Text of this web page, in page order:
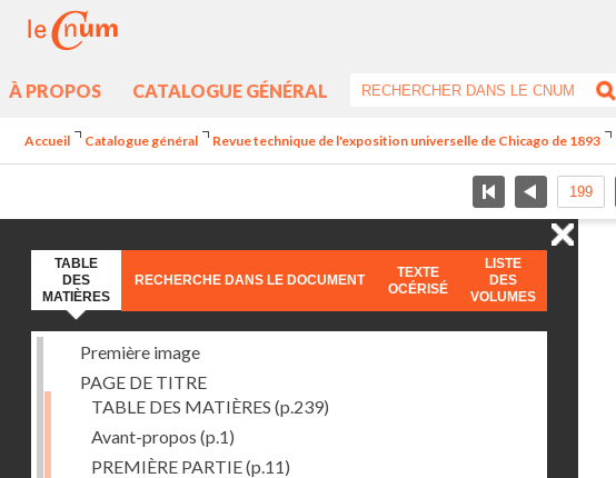
À PROPOS CATALOGUE GÉNÉRAL
Accueil Catalogue général Revue technique de l'exposition universelle de Chicago de 1893
TABLE
DES
MATIÈRES
RECHERCHE DANS LE DOCUMENT
TEXTE
OCÉRISÉ
LISTE
DES
VOLUMES
Première image
PAGE DE TITRE
TABLE DES MATIÈRES (p.239)
Avant-propos (p.1)
PREMIÈRE PARTIE(p.11)